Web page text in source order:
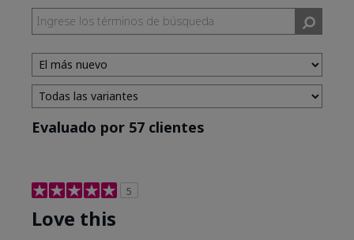
Evaluado por 57 clientes
5
Love this